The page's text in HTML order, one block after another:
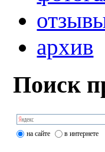
архив
Поиск
на сайте в интернете